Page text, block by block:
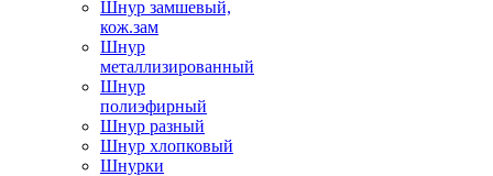
Шнур замшевый,
кож.зам
Шнур
металлизированный
Шнур
полиэфирный
Шнур разный
Шнур хлопковый
Шнурки